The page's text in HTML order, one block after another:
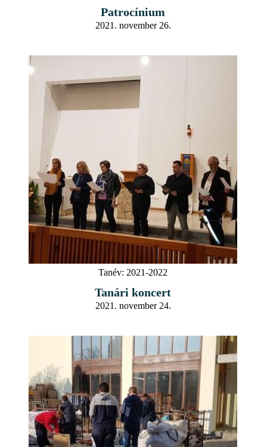
Patrocínium
2021. november 26.
Tanév: 2021-2022
Tanári koncert
2021. november 24.